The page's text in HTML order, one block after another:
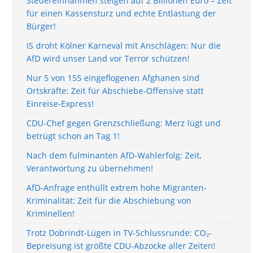
für einen Kassensturz und echte Entlastung der
Bürger!
IS droht Kölner Karneval mit Anschlägen: Nur die
AfD wird unser Land vor Terror schützen!
Nur 5 von 155 eingeflogenen Afghanen sind
Ortskräfte: Zeit für Abschiebe-Offensive statt
Einreise-Express!
CDU-Chef gegen Grenzschließung: Merz lügt und
betrügt schon an Tag 1!
Nach dem fulminanten AfD-Wahlerfolg: Zeit,
Verantwortung zu übernehmen!
AfD-Anfrage enthüllt extrem hohe Migranten-
Kriminalität: Zeit für die Abschiebung von
Kriminellen!
Trotz Dobrindt-Lügen in TV-Schlussrunde: CO₂-
Bepreisung ist größte CDU-Abzocke aller Zeiten!